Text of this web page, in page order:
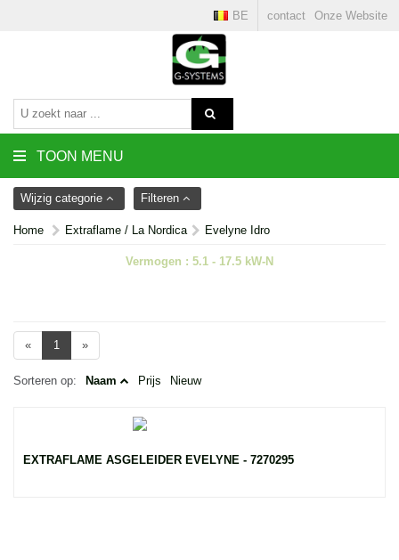
contact Onze Website
BE
TOON MENU
Wijzig categorie Filteren
Home Extraflame / La Nordica Evelyne Idro
Vermogen : 5.1 - 17.5 kW-N
« 1 »
Sorteren op: Naam Prijs Nieuw
EXTRAFLAME ASGELEIDER EVELYNE - 7270295